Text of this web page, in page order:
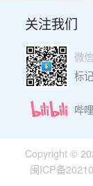
关注我们
微
标
哔
Copyright ©
闽ICP备